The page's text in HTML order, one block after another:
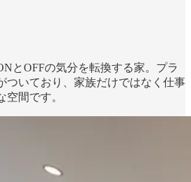
とOFFの気分を転換する家。プラ
ついており、家族だけではなく仕事
間です。